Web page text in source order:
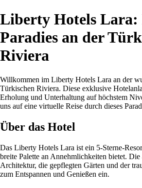
Liberty Hotels Lara:
Paradies an der
Riviera
Willkommen im Liberty Hotels Lara an der
Türkischen Riviera. Diese exklusive
Erholung und Unterhaltung auf höchstem
uns auf eine virtuelle Reise durch dieses
Über das Hotel
Das Liberty Hotels Lara ist ein 5-Sterne-
breite Palette an Annehmlichkeiten bietet.
Architektur, die gepflegten Gärten und der
zum Entspannen und Genießen ein.